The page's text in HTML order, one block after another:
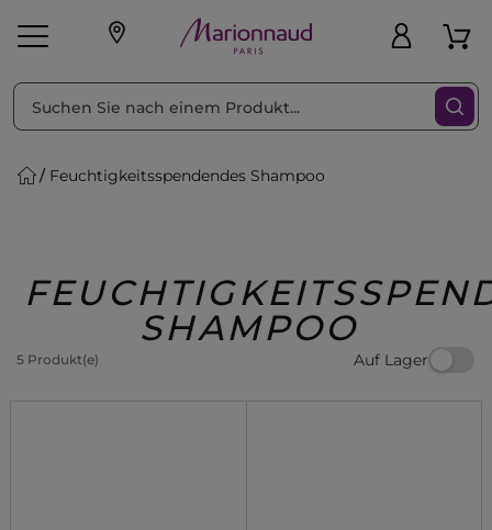
Geschenke
Feuchtigkeitsspendendes Shampoo
SHAMPOO
5 Produkt(e) Auf Lager
sortieren nach